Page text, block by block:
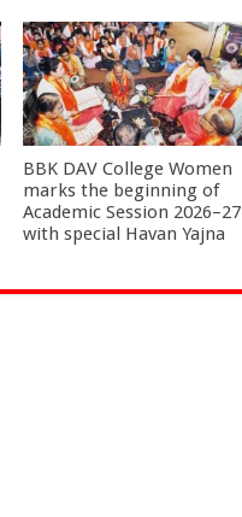
BBK DAV College Women
marks the beginning of
Academic Session 2026–27
with special Havan Yajna